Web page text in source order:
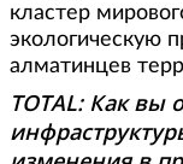
кластер
экологическую
алматинцев
TOTAL: Как вы